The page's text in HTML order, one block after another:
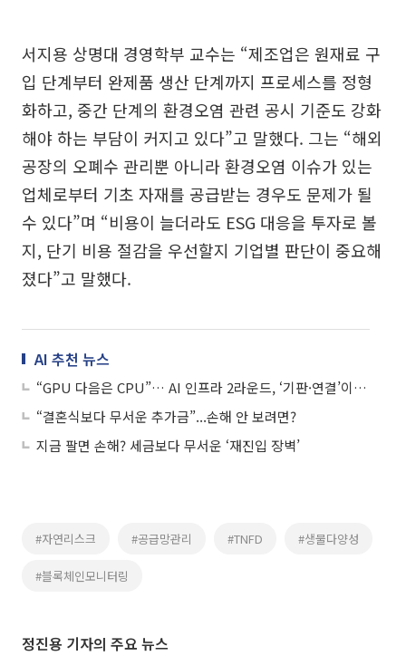
서지용 상명대 경영학부 교수는 “제조업은 원재료 구
입 단계부터 완제품 생산 단계까지 프로세스를 정형
화하고, 중간 단계의 환경오염 관련 공시 기준도 강화
해야 하는 부담이 커지고 있다”고 말했다. 그는 “해외
공장의 오폐수 관리뿐 아니라 환경오염 이슈가 있는
업체로부터 기초 자재를 공급받는 경우도 문제가 될
수 있다”며 “비용이 늘더라도 ESG 대응을 투자로 볼
지, 단기 비용 절감을 우선할지 기업별 판단이 중요해
졌다”고 말했다.
AI 추천 뉴스
“GPU 다음은 CPU”… AI 인프라 2라운드, ‘기판·연결’이 판 흔든다
“결혼식보다 무서운 추가금”...손해 안 보려면?
지금 팔면 손해? 세금보다 무서운 ‘재진입 장벽’
#자연리스크 #공급망관리 #TNFD #생물다양성
#블록체인모니터링
정진용 기자의 주요 뉴스